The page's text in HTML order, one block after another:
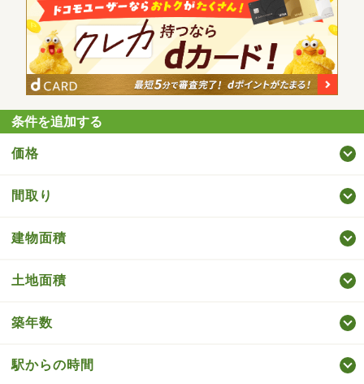
条件を追加する
価格
間取り
建物面積
土地面積
築年数
駅からの時間